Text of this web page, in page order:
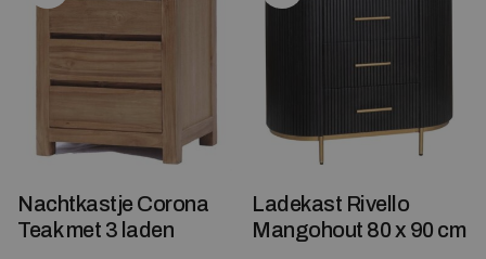
Nachtkastje Corona
Teak met 3 laden
Ladekast Rivello
Mangohout 80 x 90 cm